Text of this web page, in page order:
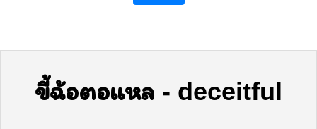
ขี้ฉ้อตอแหล - deceitful